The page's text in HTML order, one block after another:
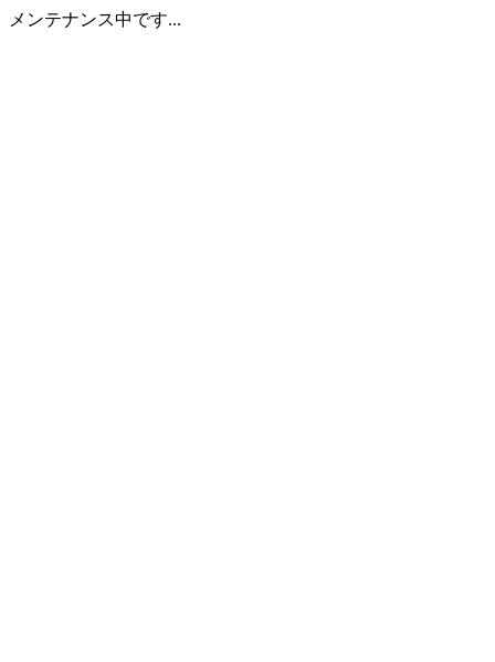
メンテナンス中です...